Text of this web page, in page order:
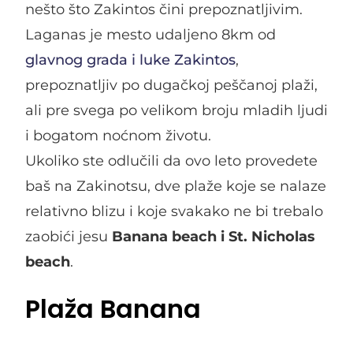
nešto što Zakintos čini prepoznatljivim.
Laganas je mesto udaljeno 8km od
glavnog grada i luke Zakintos,
prepoznatljiv po dugačkoj peščanoj plaži,
ali pre svega po velikom broju mladih ljudi
i bogatom noćnom životu.
Ukoliko ste odlučili da ovo leto provedete
baš na Zakinotsu, dve plaže koje se nalaze
relativno blizu i koje svakako ne bi trebalo
zaobići jesu Banana beach i St. Nicholas
beach.
Plaža Banana